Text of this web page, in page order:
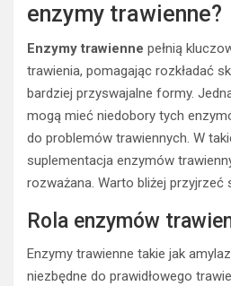
enzymy trawienne?
Enzymy trawienne pełnią
trawienia, pomagając rozkładać
bardziej przyswajalne formy.
mogą mieć niedobory tych
do problemów trawiennych. W
suplementacja enzymów
rozważana. Warto bliżej przyjrzeć
Rola enzymów
Enzymy trawienne takie jak
niezbędne do prawidłowego